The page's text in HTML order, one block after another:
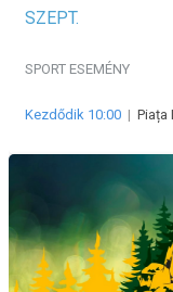
SZEPT.
SPORT ESEMÉNY
Kezdődik 10:00 | Piața